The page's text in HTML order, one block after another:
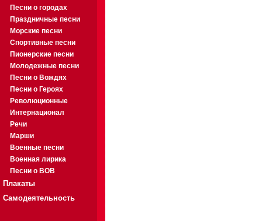
Песни о городах
Праздничные песни
Морские песни
Спортивные песни
Пионерские песни
Молодежные песни
Песни о Вождях
Песни о Героях
Революционные
Интернационал
Речи
Марши
Военные песни
Военная лирика
Песни о ВОВ
Плакаты
Самодеятельность